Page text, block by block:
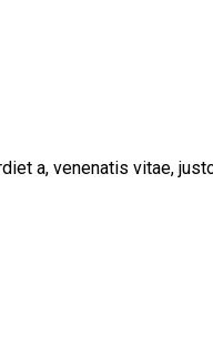
a, venenatis vitae,